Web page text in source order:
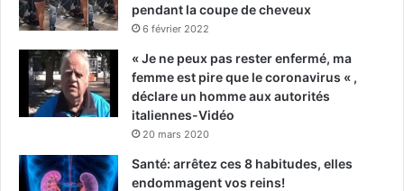
pendant la coupe de cheveux
6 février 2022
« Je ne peux pas rester enfermé, ma
femme est pire que le coronavirus « ,
déclare un homme aux autorités
italiennes-Vidéo
20 mars 2020
Santé: arrêtez ces 8 habitudes, elles
endommagent vos reins!